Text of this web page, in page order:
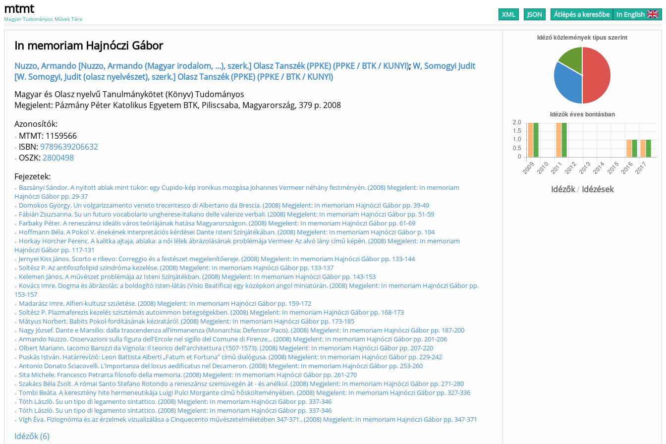
mtmt
Magyar Tudományos Művek Tára XML JSON Átlépés a keresőbe In English
Idézők/ Idézések
In memoriam Hajnóczi Gábor
Nuzzo, Armando [Nuzzo, Armando (Magyar irodalom, ...), szerk.] Olasz Tanszék (PPKE) (PPKE / BTK / KUNYI);W, Somogyi Judit
[W. Somogyi, Judit (olasz nyelvészet), szerk.] Olasz Tanszék (PPKE) (PPKE / BTK / KUNYI)
Magyar és Olasz nyelvű Tanulmánykötet (Könyv) Tudományos
Megjelent: Pázmány Péter Katolikus Egyetem BTK, Piliscsaba, Magyarország, 379 p. 2008
Azonosítók
MTMT: 1159566
ISBN: 9789639206632
OSZK: 2800498
Fejezetek
Bazsányi Sándor. A nyitott ablak mint tükör: egy Cupido-kép ironikus mozgása Johannes Vermeer néhány festményén. (2008) Megjelent: In memoriam
Hajnóczi Gábor pp. 29-37
Domokos György. Un volgarizzamento veneto trecentesco di Albertano da Brescia. (2008) Megjelent: In memoriam Hajnóczi Gábor pp. 39-49
Fábián Zsuzsanna. Su un futuro vocabolario ungherese-italiano delle valenze verbali. (2008) Megjelent: In memoriam Hajnóczi Gábor pp. 51-59
Farbaky Péter. A reneszánsz ideális város teóriájának hatása Magyarországon. (2008) Megjelent: In memoriam Hajnóczi Gábor pp. 61-69
Hoffmann Béla. A Pokol V. énekének interpretációs kérdései Dante Isteni Színjátékában. (2008) Megjelent: In memoriam Hajnóczi Gábor p. 104
Horkay Hörcher Ferenc. A kalitka ajtaja, ablaka: a női lélek ábrázolásának problémája Vermeer Az alvó lány című képén. (2008) Megjelent: In memoriam
Hajnóczi Gábor pp. 117-131
Jernyei Kiss János. Scorto e rilievo: Correggio és a festészet megjelenítőereje. (2008) Megjelent: In memoriam Hajnóczi Gábor pp. 133-144
Soltész P. Az antifoszfolipid szindróma kezelése. (2008) Megjelent: In memoriam Hajnóczi Gábor pp. 133-137
Kelemen János. A művészet problémája az Isteni Színjátékban. (2008) Megjelent: In memoriam Hajnóczi Gábor pp. 143-153
Kovács Imre. Dogma és ábrázolás: a boldogító Isten-látás (Visio Beatifica) egy középkori angol miniatúrán. (2008) Megjelent: In memoriam Hajnóczi Gábor pp.
153-157
Madarász Imre. Alfieri-kultusz születése. (2008) Megjelent: In memoriam Hajnóczi Gábor pp. 159-172
Soltész P. Plazmaferezis kezelés szisztémás autoimmon betegségekben. (2008) Megjelent: In memoriam Hajnóczi Gábor pp. 168-173
Mátyus Norbert. Babits Pokol-fordításának kéziratáról. (2008) Megjelent: In memoriam Hajnóczi Gábor pp. 173-185
Nagy József. Dante e Marsilio: dalla trascendenza all’immanenza (Monarchia; Defensor Pacis). (2008) Megjelent: In memoriam Hajnóczi Gábor pp. 187-200
Armando Nuzzo. Osservazioni sulla figura dell'Ercole nel sigillo del Comune di Firenze.,. (2008) Megjelent: In memoriam Hajnóczi Gábor pp. 201-206
Olbert Mariann. Iacomo Barozzi da Vignola: Il teorico dell'architettura (1507-1573). (2008) Megjelent: In memoriam Hajnóczi Gábor pp. 207-220
Puskás István. Határrevízió: Leon Battista Alberti „Fatum et Fortuna” című dialógusa. (2008) Megjelent: In memoriam Hajnóczi Gábor pp. 229-242
Antonio Donato Sciacovelli. L’importanza del locus aedificatus nel Decameron. (2008) Megjelent: In memoriam Hajnóczi Gábor pp. 253-260
Sita Michele. Francesco Petrarca filosofo della memoria. (2008) Megjelent: In memoriam Hajnóczi Gábor pp. 261-270
Szakács Béla Zsolt. A római Santo Stefano Rotondo a reneszánsz szemüvegén át - és anélkül. (2008) Megjelent: In memoriam Hajnóczi Gábor pp. 271-280
Tombi Beáta. A keresztény hite hermeneutikája Luigi Pulci Morgante című hőskölteményében. (2008) Megjelent: In memoriam Hajnóczi Gábor pp. 327-336
Tóth László. Su un tipo di legamento sintattico. (2008) Megjelent: In memoriam Hajnóczi Gábor pp. 337-346
Tóth László. Su un tipo di legamento sintattico. (2008) Megjelent: In memoriam Hajnóczi Gábor pp. 337-346
Vígh Éva. Fiziognómia és az érzelmek vizualizálása a Cinquecento művészetelméletében 347-371.. (2008) Megjelent: In memoriam Hajnóczi Gábor pp. 347-371
Idézők (6)